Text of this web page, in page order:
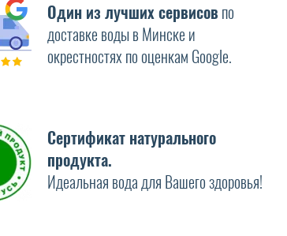
Один из лучших сервисов по
доставке воды в Минске и
окрестностях по оценкам Google.
Сертификат натурального
продукта.
Идеальная вода для Вашего здоровья!